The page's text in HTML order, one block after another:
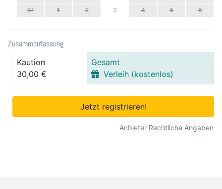
31
1 2 3 4 5 6
Zusammenfassung
Kaution
30,00 €
Gesamt
Verleih (kostenlos)
Jetzt registrieren!
Anbieter Rechtliche Angaben